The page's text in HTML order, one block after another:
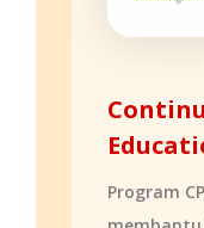
Program